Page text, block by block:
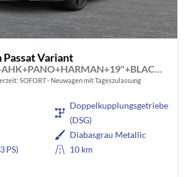
Variant
R-Line 4WD+AHK+PANO+HARMAN+19"+BLACK STYLE
SOFORT Neuwagen mit Tageszulassung
Doppelkupplungsgetriebe
(DSG)
Diabasgrau Metallic
PS)
10 km